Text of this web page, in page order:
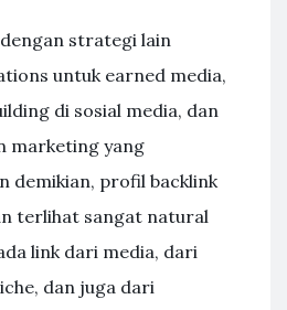
strategi lain
untuk earned media,
di sosial media, dan
marketing yang
demikian, profil backlink
terlihat sangat natural
link dari media, dari
dan juga dari